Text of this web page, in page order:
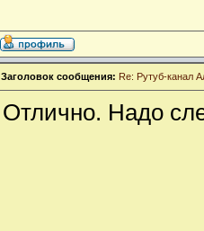
Заголовок сообщения: Re: Рутуб-канал
Отлично. Надо